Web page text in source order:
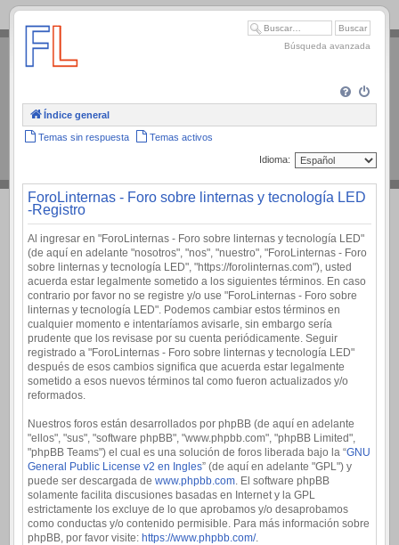
.
Búsqueda avanzada
Índice general
Temas sin respuesta Temas activos
Idioma:
ForoLinternas - Foro sobre linternas y tecnología LED
-Registro
Al ingresar en "ForoLinternas - Foro sobre linternas y tecnología LED"
(de aquí en adelante "nosotros", "nos", "nuestro", "ForoLinternas - Foro
sobre linternas y tecnología LED", "https://forolinternas.com"), usted
acuerda estar legalmente sometido a los siguientes términos. En caso
contrario por favor no se registre y/o use "ForoLinternas - Foro sobre
linternas y tecnología LED". Podemos cambiar estos términos en
cualquier momento e intentaríamos avisarle, sin embargo sería
prudente que los revisase por su cuenta periódicamente. Seguir
registrado a "ForoLinternas - Foro sobre linternas y tecnología LED"
después de esos cambios significa que acuerda estar legalmente
sometido a esos nuevos términos tal como fueron actualizados y/o
reformados.
Nuestros foros están desarrollados por phpBB (de aquí en adelante
"ellos", "sus", "software phpBB", "www.phpbb.com", "phpBB Limited",
"phpBB Teams") el cual es una solución de foros liberada bajo la “GNU
General Public License v2 en Ingles” (de aquí en adelante "GPL") y
puede ser descargada de www.phpbb.com . El software phpBB
solamente facilita discusiones basadas en Internet y la GPL
estrictamente los excluye de lo que aprobamos y/o desaprobamos
como conductas y/o contenido permisible. Para más información sobre
phpBB, por favor visite: https://www.phpbb.com/.